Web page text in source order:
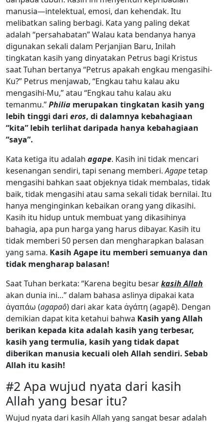
manusia—intelektual, emosi, dan kehendak. Itu
melibatkan saling berbagi. Kata yang paling dekat
adalah “persahabatan” Walau kata bendanya hanya
digunakan sekali dalam Perjanjian Baru, Inilah
tingkatan kasih yang dinyatakan Petrus bagi Kristus
saat Tuhan bertanya “Petrus apakah engkau mengasihi-
Ku?” Petrus menjawab, “Engkau tahu kalau aku
mengasihi-Mu,” atau “Engkau tahu kalau aku
temanmu.”Philia merupakan tingkatan kasih yang
lebih tinggi dari eros, di dalamnya kebahagiaan
“kita” lebih terlihat daripada hanya kebahagiaan
“saya”.
Kata ketiga itu adalah agape. Kasih ini tidak mencari
kesenangan sendiri, tapi senang memberi.Agapetetap
mengasihi bahkan saat objeknya tidak membalas, tidak
baik, tidak mengasihi atau sama sekali tidak bernilai. Itu
hanya menginginkan kebaikan orang yang dikasihi.
Kasih itu hidup untuk membuat yang dikasihinya
bahagia, apa pun harga yang harus dibayar. Kasih itu
tidak memberi 50 persen dan mengharapkan balasan
yang sama. Kasih Agape itu memberi semuanya dan
tidak mengharap balasan!
Saat Tuhan berkata: “Karena begitu besarkasih Allah
akan dunia ini…” dalam bahasa aslinya dipakai kata
ἀγαπάω (agapaô) dari akar kata ἀγάπη (agapê). Dengan
demikian dapat kita ketahui bahwa Kasih yang Allah
berikan kepada kita adalah kasih yang terbesar,
kasih yang termulia, kasih yang tidak dapat
diberikan manusia kecuali oleh Allah sendiri. Sebab
Allah itu kasih!
#2 Apa wujud nyata dari kasih
Allah yang besar itu?
Wujud nyata dari kasih Allah yang sangat besar adalah